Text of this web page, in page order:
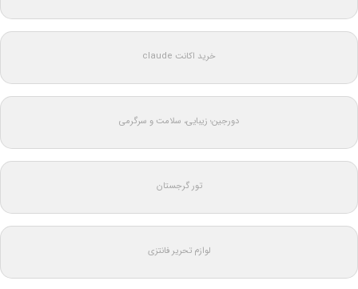
خرید اکانت claude
دورجین؛ زیبایی، سلامت و سرگرمی
تور گرجستان
لوازم تحریر فانتزی